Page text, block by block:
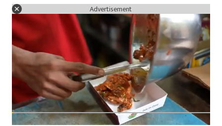
Advertisement